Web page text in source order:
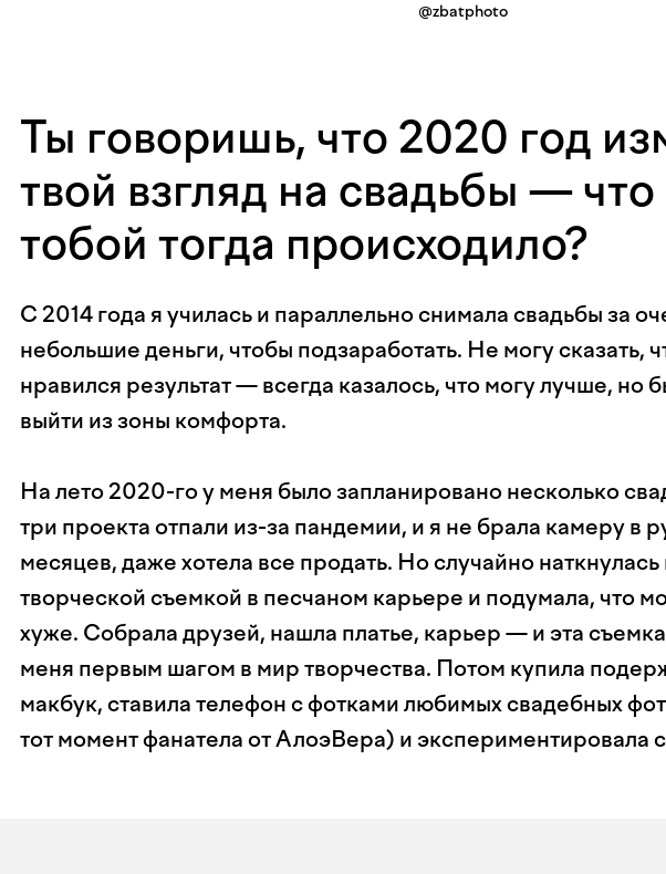
@zbatphoto
Ты говоришь, что 2020 год
твой взгляд на свадьбы — что
тобой тогда происходило?
С 2014 года я училась и параллельно снимала свадьбы за
небольшие деньги, чтобы подзаработать. Не могу сказать,
нравился результат — всегда казалось, что могу лучше, но
выйти из зоны комфорта.
На лето 2020-го у меня было запланировано несколько
три проекта отпали из-за пандемии, и я не брала камеру в
месяцев, даже хотела все продать. Но случайно наткнулась
творческой съемкой в песчаном карьере и подумала, что
хуже. Собрала друзей, нашла платье, карьер — и эта съемка
меня первым шагом в мир творчества. Потом купила
макбук, ставила телефон с фотками любимых свадебных
тот момент фанатела от АлоэВера) и экспериментировала